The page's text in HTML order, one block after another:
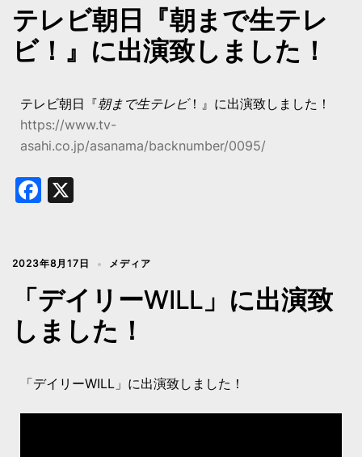
テレビ朝日『朝まで生テレ
ビ！』に出演致しました！
テレビ朝日『朝まで生テレビ！』に出演致しました！
https://www.tv-
asahi.co.jp/asanama/backnumber/0095/
Facebook
2023年8月17日 メディア
「デイリーWILL」に出演致
しました！
「デイリーWILL」に出演致しました！